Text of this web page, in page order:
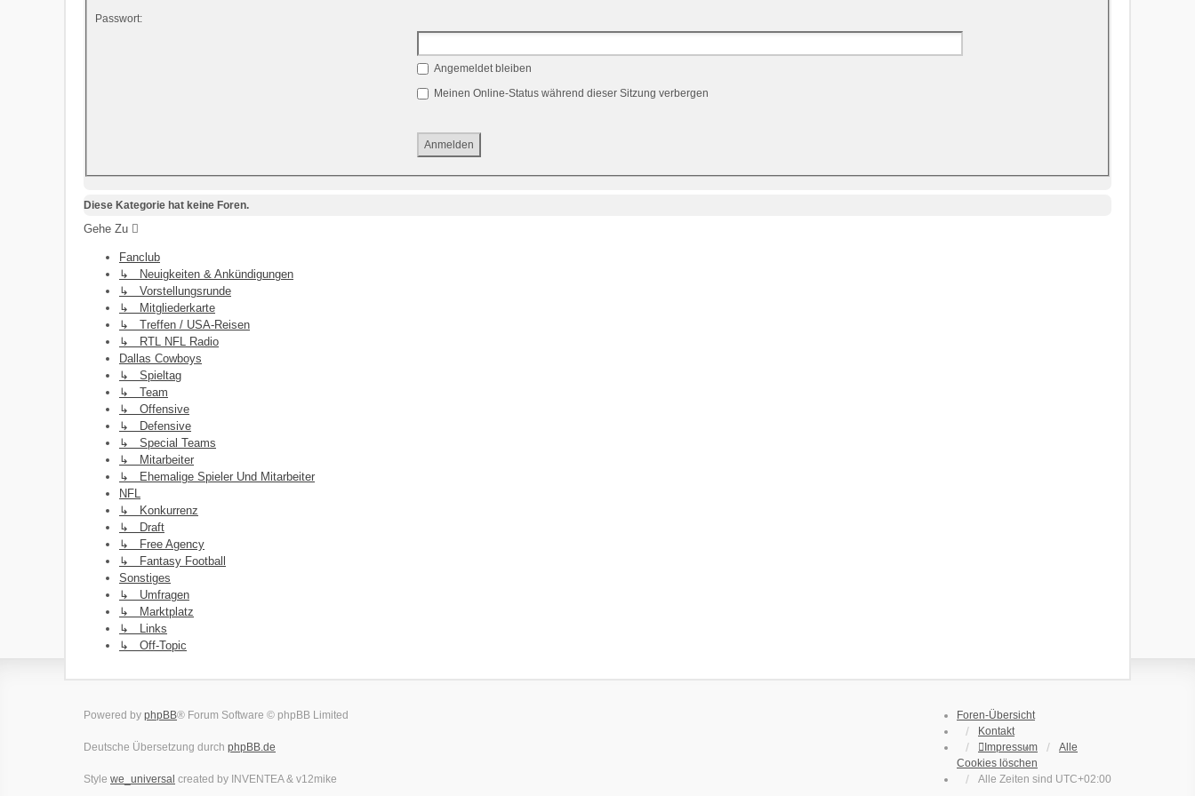
Passwort:
Angemeldet bleiben
Meinen Online-Status während dieser Sitzung verbergen
Diese Kategorie hat keine Foren.
Gehe Zu
Fanclub
↳ Neuigkeiten & Ankündigungen
↳ Vorstellungsrunde
↳ Mitgliederkarte
↳ Treffen / USA-Reisen
↳ RTL NFL Radio
Dallas Cowboys
↳ Spieltag
↳ Team
↳ Offensive
↳ Defensive
↳ Special Teams
↳ Mitarbeiter
↳ Ehemalige Spieler Und Mitarbeiter
NFL
↳ Konkurrenz
↳ Draft
↳ Free Agency
↳ Fantasy Football
Sonstiges
↳ Umfragen
↳ Marktplatz
↳ Links
↳ Off-Topic
Foren-Übersicht
Kontakt
Impressum
Alle
Cookies löschen
Alle Zeiten sind UTC+02:00
Powered by phpBB® Forum Software © phpBB Limited
Deutsche Übersetzung durch phpBB.de
Style we_universal created by INVENTEA & v12mike